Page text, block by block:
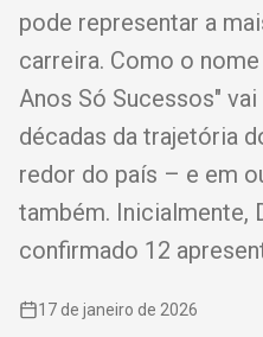
pode representar a
carreira. Como o
Anos Só Sucessos"
décadas da trajetória
redor do país – e em
também. Inicialmente,
confirmado 12
17 de janeiro de 2026